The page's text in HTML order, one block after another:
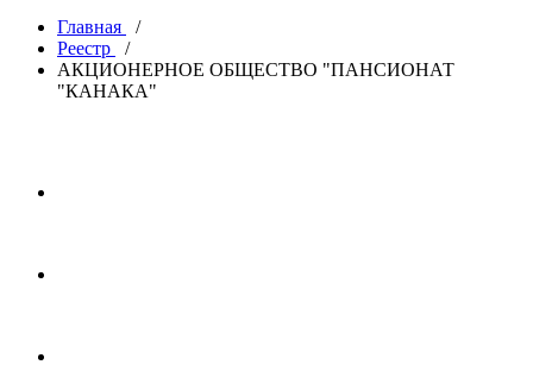
Главная
/
Реестр
/
АКЦИОНЕРНОЕ ОБЩЕСТВО "ПАНСИОНАТ
"КАНАКА"